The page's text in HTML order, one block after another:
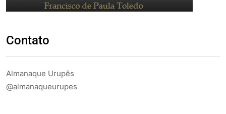
Contato
Almanaque Urupês
@almanaqueurupes